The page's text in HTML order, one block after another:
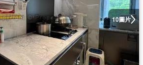
10圖片